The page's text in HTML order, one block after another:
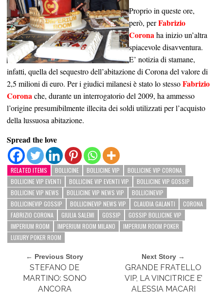
Proprio in queste ore,
però, perFabrizio
Coronaha inizio un’altra
spiacevole disavventura.
E’ notizia di stamane,
infatti, quella del sequestro dell’abitazione di Corona del valore di
2,5 milioni di euro. Per i giudici milanesi è stato lo stessoFabrizio
Coronache, durante un interrogatorio del 2009, ha ammesso
l’origine presumibilmente illecita dei soldi utilizzati per l’acquisto
della lussuosa abitazione.
Spread the love
RELATED ITEMS BOLLICINE BOLLICINE VIP
BOLLICINE VIP CORONA
BOLLICINE VIP EVENTI
BOLLICINE VIP EVENTI VIP
BOLLICINE VIP GOSSIP
BOLLICINE VIP NEWS
BOLLICINE VIP NEWS VIP
BOLLICINEVIP
BOLLICINEVIP GOSSIP
BOLLICINEVIP NEWS VIP CLAUDIA GALANTI
CORONA
FABRIZIO CORONA
GIULIA SALEMI GOSSIP
GOSSIP BOLLICINE VIP
IMPERIUM ROOM
IMPERIUM ROOM MILANO
IMPERIUM ROOM POKER
LUXURY POKER ROOM
← Previous Story
STEFANO DE
MARTINO: SONO
ANCORA
Next Story →
GRANDE FRATELLO
VIP, LA VINCITRICE E’
ALESSIA MACARI